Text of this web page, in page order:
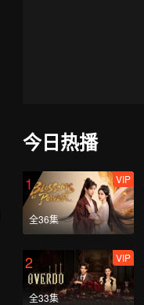
今日热播
1
全36集
VIP
2
全33集
VIP